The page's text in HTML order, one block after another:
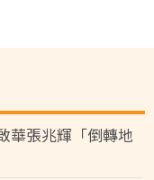
華張兆輝「倒轉地